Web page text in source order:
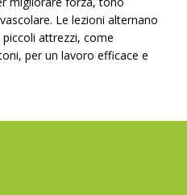
Le lezioni alternano
attrezzi, come
per un lavoro efficace e